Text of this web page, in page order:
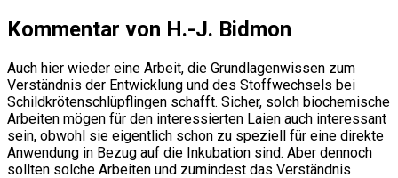
Kommentar von H.-J. Bidmon
Auch hier wieder eine Arbeit, die Grundlagenwissen zum
Verständnis der Entwicklung und des Stoffwechsels bei
Schildkrötenschlüpflingen schafft. Sicher, solch biochemische
Arbeiten mögen für den interessierten Laien auch interessant
sein, obwohl sie eigentlich schon zu speziell für eine direkte
Anwendung in Bezug auf die Inkubation sind. Aber dennoch
sollten solche Arbeiten und zumindest das Verständnis